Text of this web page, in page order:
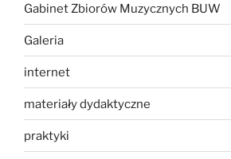
Gabinet Zbiorów Muzycznych BUW
Galeria
internet
materiały dydaktyczne
praktyki